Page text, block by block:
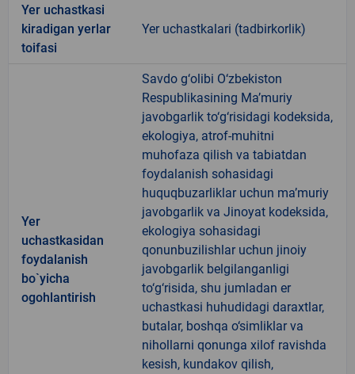
Yer uchastkasi
kiradigan yerlar
toifasi
Yer uchastkalari (tadbirkorlik)
Yer
uchastkasidan
foydalanish
bo`yicha
ogohlantirish
Savdo g‘olibi O‘zbekiston
Respublikasining Ma’muriy
javobgarlik to‘g‘risidagi kodeksida,
ekologiya, atrof-muhitni
muhofaza qilish va tabiatdan
foydalanish sohasidagi
huquqbuzarliklar uchun ma’muriy
javobgarlik va Jinoyat kodeksida,
ekologiya sohasidagi
qonunbuzilishlar uchun jinoiy
javobgarlik belgilanganligi
to‘g‘risida, shu jumladan er
uchastkasi huhudidagi daraxtlar,
butalar, boshqa o‘simliklar va
nihollarni qonunga xilof ravishda
kesish, kundakov qilish,